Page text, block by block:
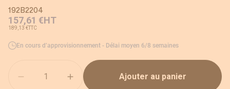
192B2204
157,61 €HT
189,13 €TTC
En cours d’approvisionnement - Délai moyen 6/8 semaines
Ajouter au panier